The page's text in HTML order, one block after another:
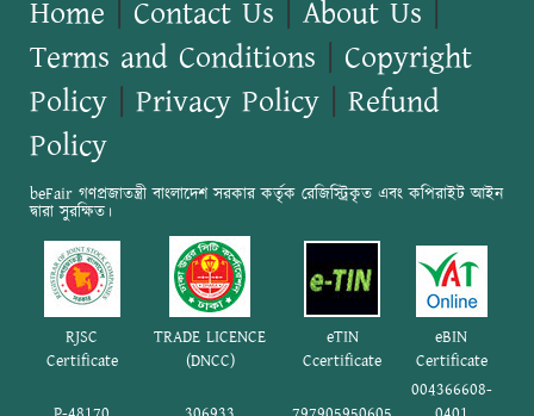
Home Contact Us About Us
Terms and Conditions
Copyright
Policy
Privacy Policy
Refund
Policy
beFair গণপ্রজাতন্ত্রী বাংলাদেশ সরকার কর্তৃক রেজিস্ট্রিকৃত এবং কপিরাইট আইন
দ্বারা সুরক্ষিত।
RJSC
Certificate
TRADE LICENCE
(DNCC)
eTIN
Ccertificate
eBIN
Certificate
004366608-